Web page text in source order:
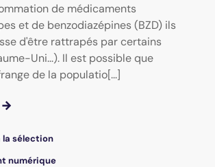
de médicaments
et de benzodiazépines (BZD) ils
d'être rattrapés par certains
Uni...). Il est possible que
de la populatio[...]
la sélection
numérique